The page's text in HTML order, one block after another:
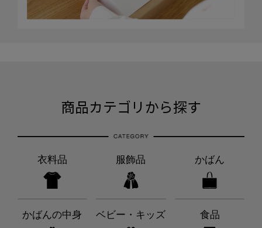
商品カテゴリから探す
衣料品 服飾品 かばん
かばんの中身 ベビー・キッズ 食品